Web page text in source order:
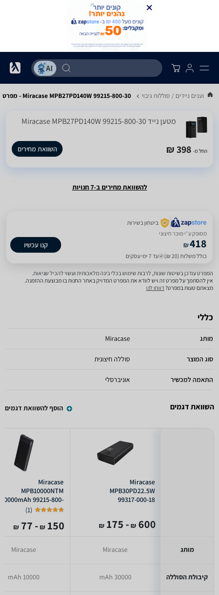
מטענים ניידים / סוללות גיבוי Miracase MPB27PD140W 99215-800-30 - מפרט
מטען נייד Miracase MPB27PD140W 99215-800-30
החל מ- 398 ₪ השוואת מחירים
להשוואת מחירים ב-7 חנויות
ביטחון בשירות
מסופק ע״י מוכר חיצוני
₪418
כולל משלוח (20 ₪) עד 7 ימי עסקים
קנו עכשיו
המפרט עודכן בשיטות שונות, לרבות שימוש בכלי בינה מלאכותית ועשוי להכיל שגיאות.
אין להסתמך על מפרט זה ויש לוודא את המפרט המדויק באתר החנות בו מבוצעת ההזמנה.
מצאתם טעות במפרט?דווחו לנו
כללי
מותג Miracase
סוג המוצר סוללה חיצונית
התאמה למכשיר אוניברסלי
השוואת דגמים הוסף להשוואת דגמים
מותג
קיבולת הסוללה
Miracase
MPB30PD22.5W
99317-000-18
600
₪
- 175
₪
Miracase
30000 mAh
Miracase
MPB10000NTM
10000mAh 99215-800-
29
(
1
)
150
₪
- 77
₪
Miracase
10000 mAh